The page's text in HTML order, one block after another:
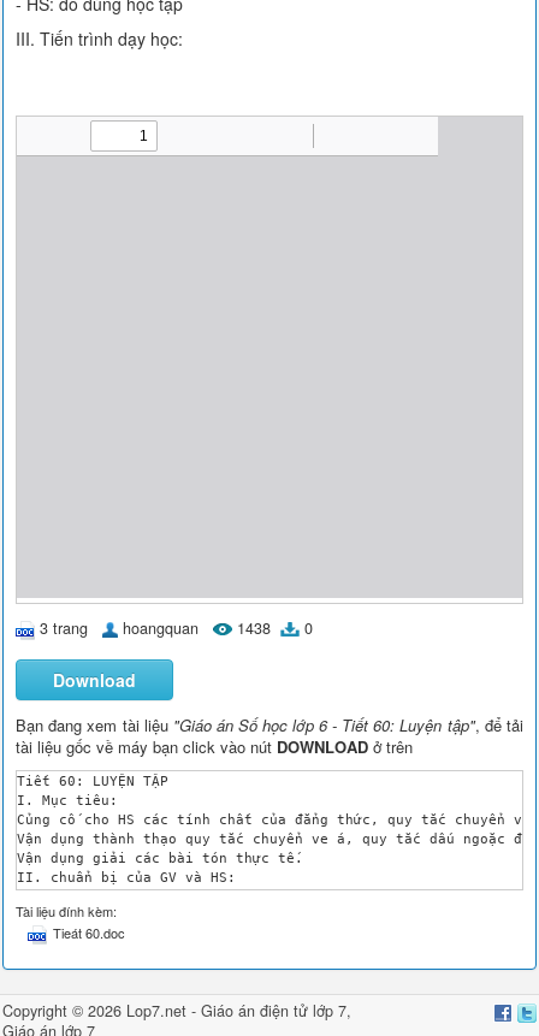
III. Tiến trình dạy học:
3 trang hoangquan 1438 0
Download
Bạn đang xem tài liệu "Giáo án Số học lớp 6 - Tiết 60: Luyện tập", để tải
tài liệu gốc về máy bạn click vào nút DOWNLOAD ở trên
Tiết 60: LUYỆN TẬP
I. Mục tiêu:
Củng cố cho HS các tính chất của đẳng thức, quy tắc chuyển
Vận dụng thành thạo quy tắc chuyển ve á, quy tắc dấu ngoặc
Vận dụng giải các bài tón thực tế.
II. chuẩn bị của GV và HS:
GV:
HS: đồ dùng học tập
III. Tiến trình dạy học:
Hoạt động của HS
Hoạt động 1: kiểm tra bài cũ
-phát biểu quy tắc chuyển vế.
Làm Bt 63/ 87
Tài liệu đính kèm:
Tieát 60.doc
Copyright © 2026 Lop7.net -Giáo án điện tử lớp 7,
Giáo án lớp 7